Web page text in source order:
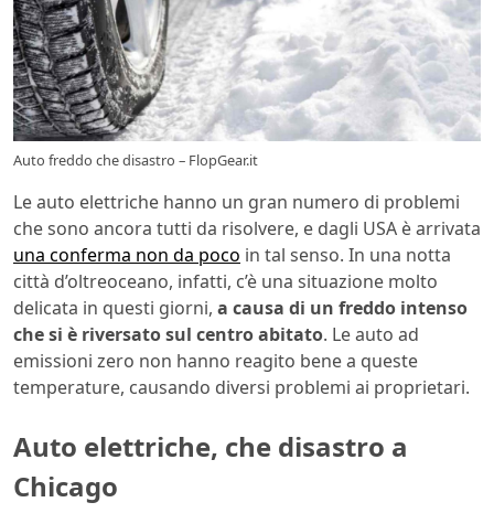
Auto freddo che disastro – FlopGear.it
Le auto elettriche hanno un gran numero di problemi
che sono ancora tutti da risolvere, e dagli USA è arrivata
una conferma non da poco in tal senso. In una notta
città d’oltreoceano, infatti, c’è una situazione molto
delicata in questi giorni, a causa di un freddo intenso
che si è riversato sul centroabitato. Le auto ad
emissioni zero non hanno reagito bene a queste
temperature, causando diversi problemi ai proprietari.
Auto elettriche, che disastro a
Chicago